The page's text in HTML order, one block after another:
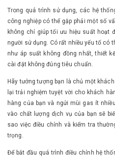
Trong quá trình sử dụng, các hệ
công nghiệp có thể gặp phải một số
không chỉ giúp tối ưu hiệu suất hoạt
người sử dụng. Có rất nhiều yếu tố có
như áp suất không đồng nhất, thiết
cài đặt không đúng tiêu chuẩn.
Hãy tưởng tượng bạn là chủ một
lại trải nghiệm tuyệt vời cho khách
hàng của bạn và ngửi mùi gas ít
vào chất lượng dịch vụ của bạn sẽ
sao việc điều chỉnh và kiểm tra
trọng.
Để bắt đầu quá trình điều chỉnh hệ